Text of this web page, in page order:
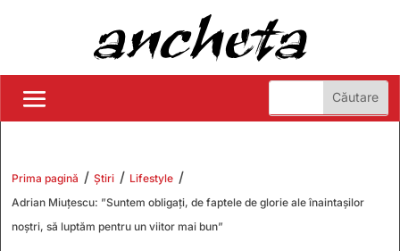
Prima pagină / Știri / Lifestyle /
Adrian Miuțescu: ”Suntem obligați, de faptele de glorie ale înaintașilor
noștri, să luptăm pentru un viitor mai bun”